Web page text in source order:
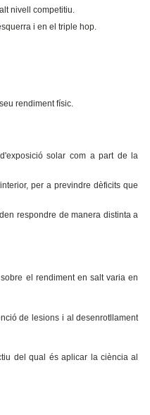
nivell competitiu.
i en el triple hop.
rendiment físic.
solar com a part de la
per a previndre dèficits que
respondre de manera distinta a
el rendiment en salt varia en
de lesions i al desenrotllament
del qual és aplicar la ciència al